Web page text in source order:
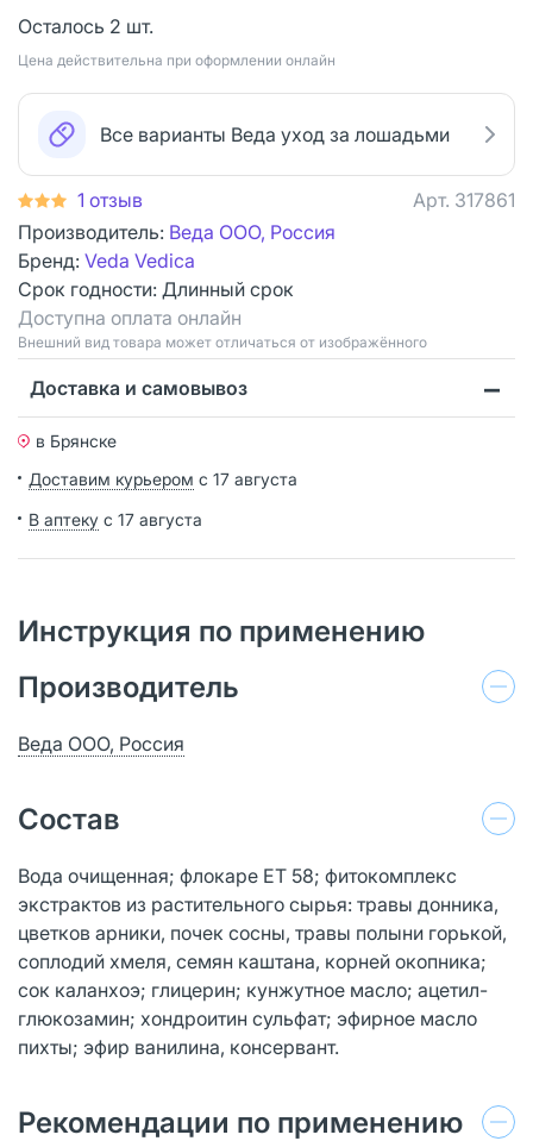
Осталось 2 шт.
Цена действительна при оформлении онлайн
Все варианты Веда уход за лошадьми
1 отзыв Арт. 317861
Производитель: Веда ООО, Россия
Бренд: Veda Vedica
Срок годности: Длинный срок
Доступна оплата онлайн
Bнешний вид товара может отличаться от изображённого
Доставка и самовывоз
в Брянске
Доставим курьером с 17 августа
В аптеку с 17 августа
Инструкция по применению
Производитель
Веда ООО, Россия
Состав
Вода очищенная; флокаре ЕТ 58; фитокомплекс
экстрактов из растительного сырья: травы донника,
цветков арники, почек сосны, травы полыни горькой,
соплодий хмеля, семян каштана, корней окопника;
сок каланхоэ; глицерин; кунжутное масло; ацетил-
глюкозамин; хондроитин сульфат; эфирное масло
пихты; эфир ванилина, консервант.
Рекомендации по применению